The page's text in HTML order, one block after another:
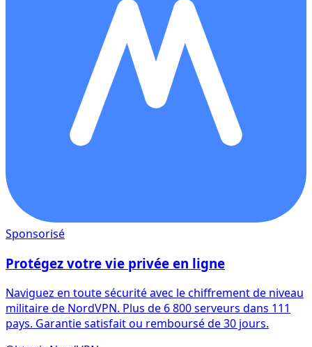
Sponsorisé
Protégez votre vie privée en ligne
Naviguez en toute sécurité avec le chiffrement de niveau
militaire de NordVPN. Plus de 6 800 serveurs dans 111
pays. Garantie satisfait ou remboursé de 30 jours.